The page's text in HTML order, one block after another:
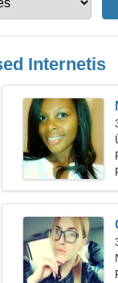
Internetis